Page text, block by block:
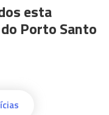
esta
Porto Santo